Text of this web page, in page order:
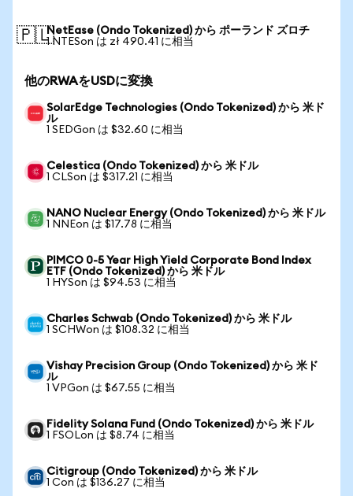
🇵🇱NetEase (Ondo Tokenized) から ポーランド ズロチ
1 NTESon は zł 490.41 に相当
他のRWAをUSDに変換
SolarEdge Technologies (Ondo Tokenized) から 米ド
ル
1 SEDGon は $32.60 に相当
Celestica (Ondo Tokenized) から 米ドル
1 CLSon は $317.21 に相当
NANO Nuclear Energy (Ondo Tokenized) から 米ドル
1 NNEon は $17.78 に相当
PIMCO 0-5 Year High Yield Corporate Bond Index
ETF (Ondo Tokenized) から 米ドル
1 HYSon は $94.53 に相当
Charles Schwab (Ondo Tokenized) から 米ドル
1 SCHWon は $108.32 に相当
Vishay Precision Group (Ondo Tokenized) から 米ド
ル
1 VPGon は $67.55 に相当
Fidelity Solana Fund (Ondo Tokenized) から 米ドル
1 FSOLon は $8.74 に相当
Citigroup (Ondo Tokenized) から 米ドル
1 Con は $136.27 に相当